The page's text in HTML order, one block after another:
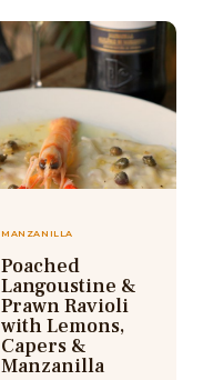
MANZANILLA
Poached
Langoustine &
Prawn Ravioli
with Lemons,
Capers &
Manzanilla